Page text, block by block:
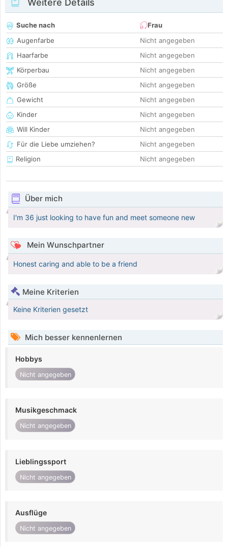
Weitere Details
Suche nach
Frau
Augenfarbe
Nicht angegeben
Haarfarbe
Nicht angegeben
Körperbau
Nicht angegeben
Größe
Nicht angegeben
Gewicht
Nicht angegeben
Kinder
Nicht angegeben
Will Kinder
Nicht angegeben
Für die Liebe umziehen?
Nicht angegeben
Religion
Nicht angegeben
Über mich
I'm 36 just looking to have fun and meet someone new
Mein Wunschpartner
Honest caring and able to be a friend
Meine Kriterien
Keine Kriterien gesetzt
Mich besser kennenlernen
Hobbys
Nicht angegeben
Musikgeschmack
Nicht angegeben
Lieblingssport
Nicht angegeben
Ausflüge
Nicht angegeben